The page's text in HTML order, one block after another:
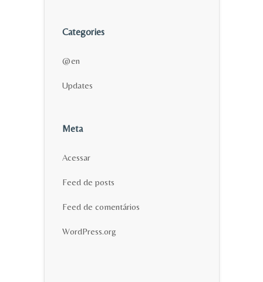
Categories
@en
Updates
Meta
Acessar
Feed de posts
Feed de comentários
WordPress.org